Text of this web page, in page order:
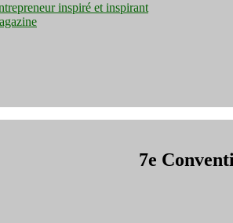
inspiré et inspirant
7e